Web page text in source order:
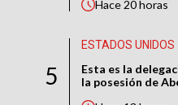
Hace20 horas
5
ESTADOS UNIDOS
Esta es la
la posesión de